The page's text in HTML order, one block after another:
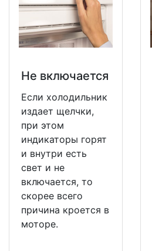
Не включается
Если холодильник
издает щелчки,
при этом
индикаторы горят
и внутри есть
свет и не
включается, то
скорее всего
причина кроется в
моторе.